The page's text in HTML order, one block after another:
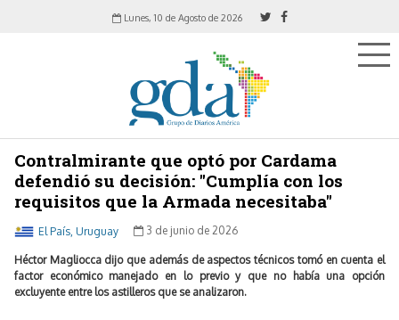
Lunes, 10 de Agosto de 2026
Contralmirante que optó por Cardama
defendió su decisión: "Cumplía con los
requisitos que la Armada necesitaba"
El País, Uruguay 3 de junio de 2026
Héctor Magliocca dijo que además de aspectos técnicos tomó en cuenta el
factor económico manejado en lo previo y que no había una opción
excluyente entre los astilleros que se analizaron.